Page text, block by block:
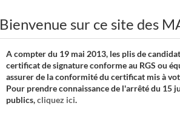
Bienvenue sur ce site des
A compter du 19 mai 2013, les plis de
certificat de signature conforme au RGS ou
assurer de la conformité du certificat mis à
Pour prendre connaissance de l'arrêté du 15
publics,cliquez ici.